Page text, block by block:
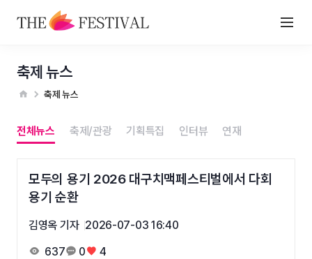
축제 뉴스
축제 뉴스
전체뉴스 축제/관광 기획특집 인터뷰 연재
모두의 용기 2026 대구치맥페스티벌에서 다회
용기 순환
김영옥 기자 2026-07-03 16:40
637
0 4